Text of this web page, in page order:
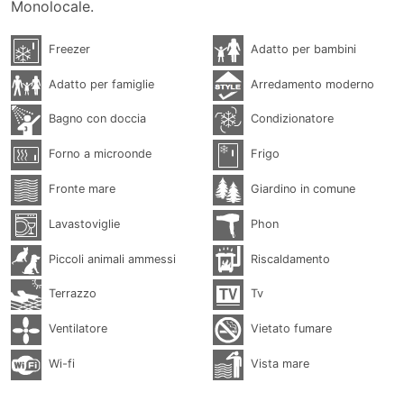
Monolocale.
Freezer Adatto per bambini
Adatto per famiglie Arredamento moderno
Bagno con doccia Condizionatore
Forno a microonde Frigo
Fronte mare Giardino in comune
Lavastoviglie Phon
Piccoli animali ammessi Riscaldamento
Terrazzo Tv
Ventilatore Vietato fumare
Wi-fi Vista mare